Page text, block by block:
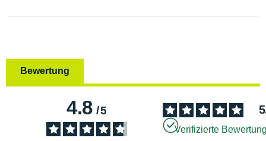
Bewertung
4.8/5 5
Verifizierte